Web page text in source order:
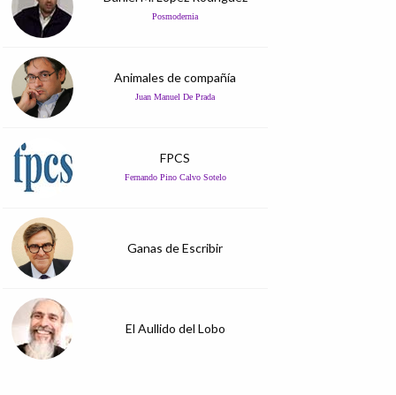
Posmodernia
Animales de compañía
Juan Manuel De Prada
FPCS
Fernando Pino Calvo Sotelo
Ganas de Escribir
El Aullido del Lobo